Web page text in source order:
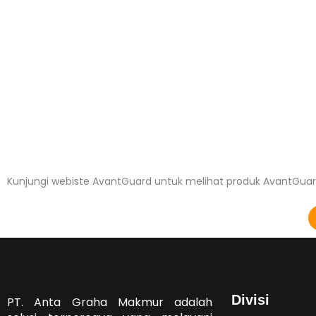
Kunjungi webiste AvantGuard untuk melihat produk
PT. Anta Graha Makmur adalah
Divisi